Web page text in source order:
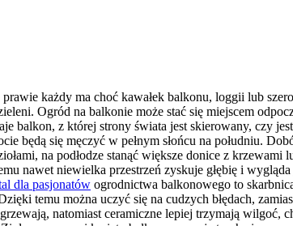
każdy ma choć kawałek balkonu, loggii lub
Ogród na balkonie może stać się miejscem
balkon, z której strony świata jest skierowany, czy
będą się męczyć w pełnym słońcu na południu.
na podłodze stanąć większe donice z
nawet niewielka przestrzeń zyskuje głębię i
dla pasjonatów ogrodnictwa balkonowego to
temu można uczyć się na cudzych błędach,
natomiast ceramiczne lepiej trzymają wilgoć,